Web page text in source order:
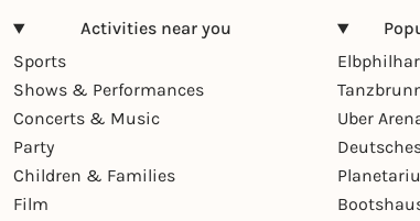
Activities near you
Sports
Shows & Performances
Concerts & Music
Party
Children & Families
Film
Uber